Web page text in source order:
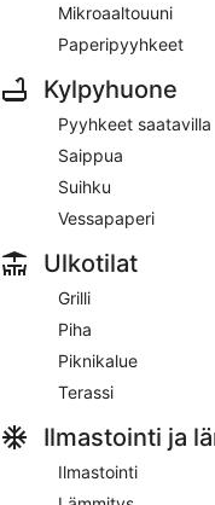
Mikroaaltouuni
Paperipyyhkeet
Kylpyhuone
Pyyhkeet saatavilla
Saippua
Suihku
Vessapaperi
Ulkotilat
Grilli
Piha
Piknikalue
Terassi
Ilmastointi ja
Ilmastointi